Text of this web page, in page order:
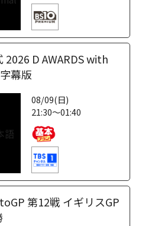
2026 D AWARDS with
幕版
08/09(日)
21:30～01:40
第12戦 イギリスGP